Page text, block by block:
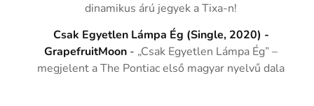
dinamikus árú jegyek a Tixa-n!
Csak Egyetlen Lámpa Ég (Single, 2020) -
GrapefruitMoon - „Csak Egyetlen Lámpa Ég” –
megjelent a The Pontiac első magyar nyelvű dala